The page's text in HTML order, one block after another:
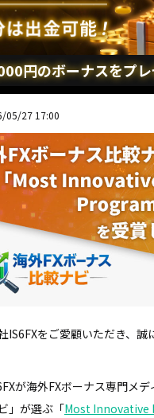
円のボーナスをプレ
05/27 17:00
IS6FXをご愛顧いただき、誠
が海外FXボーナス専門メ
」が選ぶ「Most Innovative